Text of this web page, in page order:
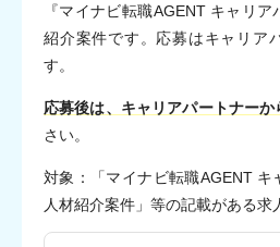
『マイナビ転職AGENT キャリ
紹介案件です。応募はキャリア
す。
応募後は、キャリアパートナーか
さい。
対象：「マイナビ転職AGENT キ
人材紹介案件」等の記載がある求